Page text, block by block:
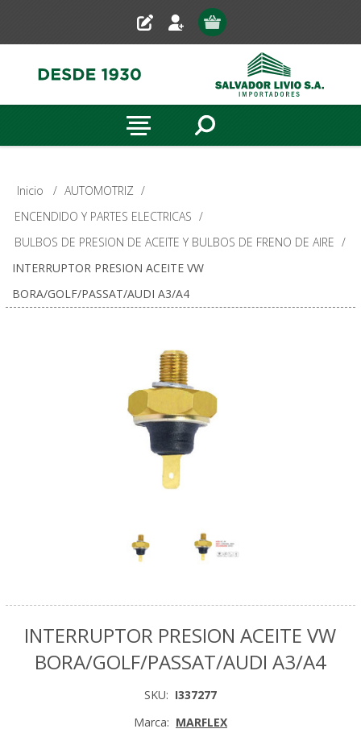
Inicio / AUTOMOTRIZ /
ENCENDIDO Y PARTES ELECTRICAS /
BULBOS DE PRESION DE ACEITE Y BULBOS DE FRENO DE AIRE /
INTERRUPTOR PRESION ACEITE VW
BORA/GOLF/PASSAT/AUDI A3/A4
INTERRUPTOR PRESION ACEITE VW
BORA/GOLF/PASSAT/AUDI A3/A4
SKU: I337277
Marca: MARFLEX